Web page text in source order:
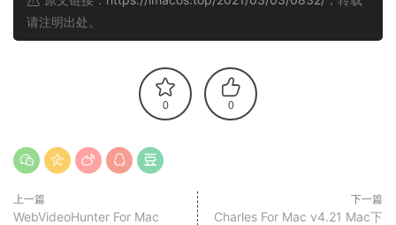
请注明出处。
0 0
上一篇
WebVideoHunter For Mac
下一篇
Charles For Mac v4.21 Mac下